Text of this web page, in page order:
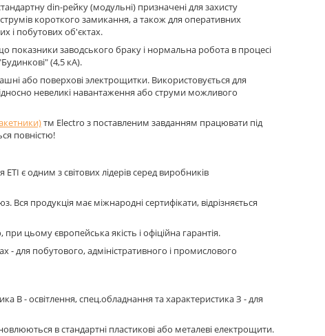
din-рейку (модульні) призначені для захисту
короткого замикання, а також для оперативних
і побутових об'єктах.
показники заводського браку і нормальна робота в процесі
(4,5 кА).
або поверхові электрощитки. Використовується для
невеликі навантаження або струми можливого
тм Electro з поставленим завданням працювати під
повністю!
є одним з світових лідерів серед виробників
Вся продукція має міжнародні сертифікати, відрізняється
цьому європейська якість і офіційна гарантія.
для побутового, адміністративного і промислового
В - освітлення, спец.обладнання та характеристика З - для
в стандартні пластикові або металеві електрощити.